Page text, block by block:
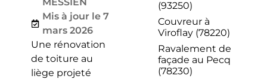
Mis à jour le 7
mars 2026
Une rénovation
de toiture au
liège projeté
(93250)
Couvreur à
Viroflay (78220)
Ravalement de
façade au Pecq
(78230)